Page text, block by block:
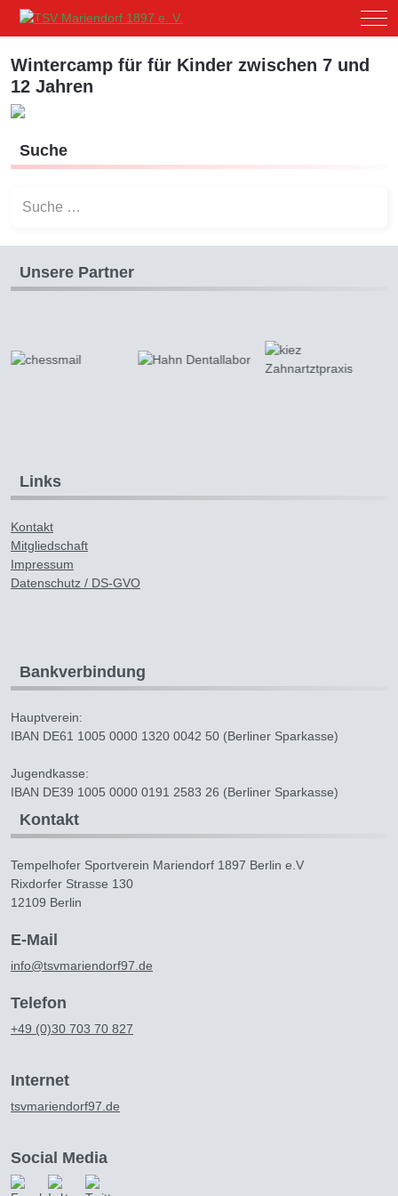
Wintercamp für für Kinder zwischen 7 und
12 Jahren
Suche
Unsere Partner
Links
Kontakt
Mitgliedschaft
Impressum
Datenschutz / DS-GVO
Bankverbindung
Hauptverein:
IBAN DE61 1005 0000 1320 0042 50 (Berliner Sparkasse)
Jugendkasse:
IBAN DE39 1005 0000 0191 2583 26 (Berliner Sparkasse)
Kontakt
Tempelhofer Sportverein Mariendorf 1897 Berlin e.V
Rixdorfer Strasse 130
12109 Berlin
E-Mail
info@tsvmariendorf97.de
Telefon
+49 (0)30 703 70 827
Internet
tsvmariendorf97.de
Social Media